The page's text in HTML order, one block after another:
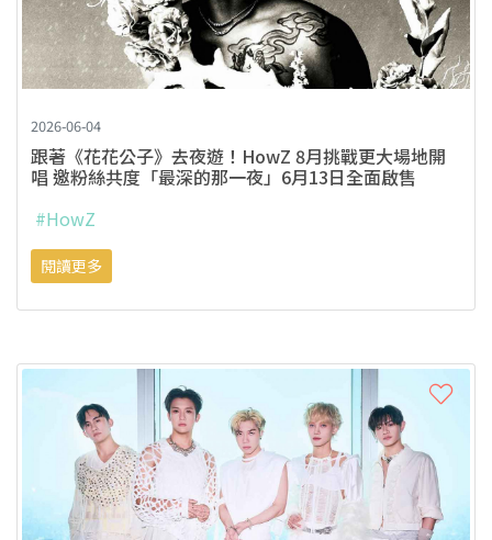
2026-06-04
跟著《花花公子》去夜遊！HowZ 8月挑戰更大場地開
唱 邀粉絲共度「最深的那一夜」6月13日全面啟售
#HowZ
閱讀更多